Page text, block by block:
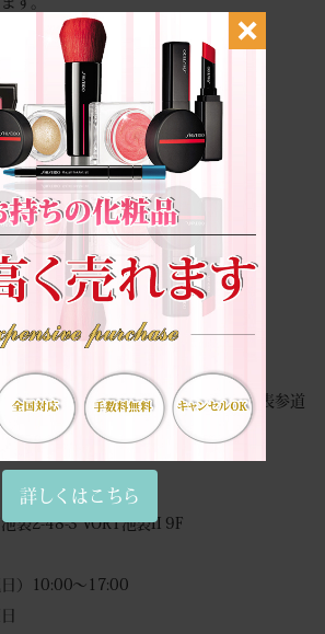
ン見積もり♪
ル返送料等全て無料です。
込！
ます。
ム◆
－－－－－
前6-6-2 原宿ベルピアB1F
～18:00 （祝日）10:00～17:00
から徒歩2分、原宿駅から徒歩5分、表参道
袋2-48-3 VORT池袋II 9F
日）10:00～17:00
詳しくはこちら